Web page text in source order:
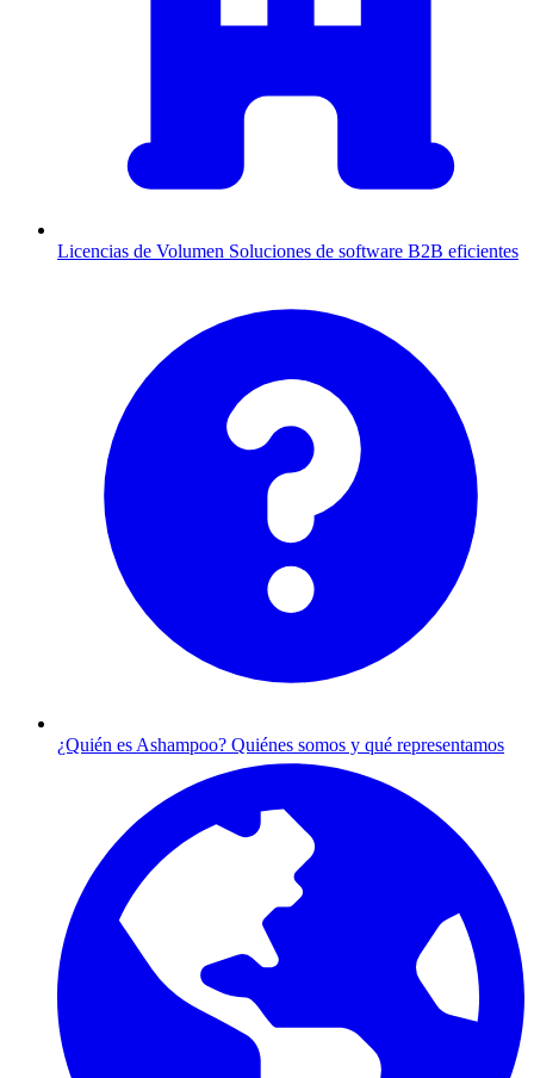
Licencias de Volumen Soluciones de software B2B eficientes
¿Quién es Ashampoo? Quiénes somos y qué representamos